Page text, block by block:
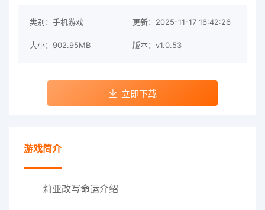
类别：手机游戏 更新：2025-11-17 16:42:26
大小：902.95MB 版本：v1.0.53
立即下载
游戏简介
莉亚改写命运介绍